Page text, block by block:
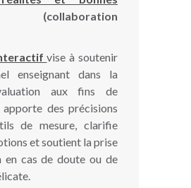
(collaboration
vise à soutenir
enseignant dans la
aux fins de
des précisions
de mesure, clarifie
et soutient la prise
en cas de doute ou de